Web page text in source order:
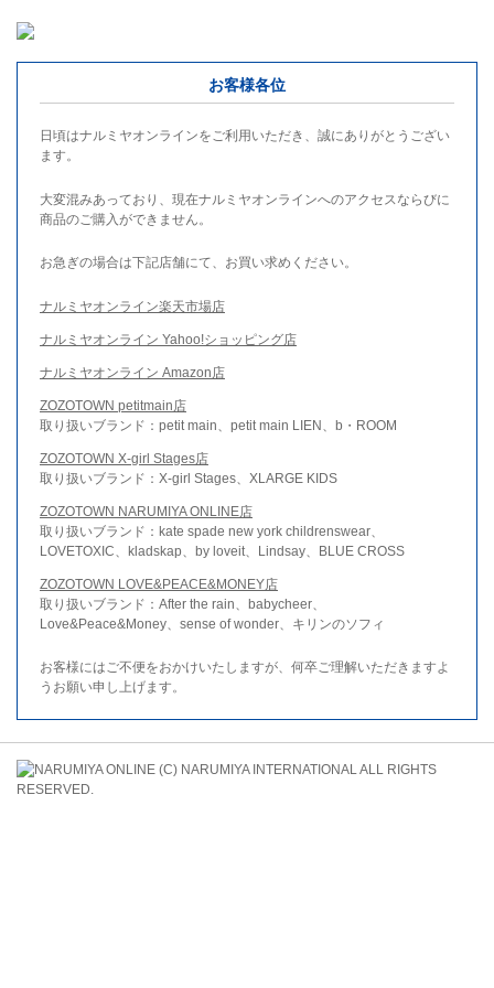
お客様各位
日頃はナルミヤオンラインをご利用いただき、誠にありがとうござい
ます。
大変混みあっており、現在ナルミヤオンラインへのアクセスならびに
商品のご購入ができません。
お急ぎの場合は下記店舗にて、お買い求めください。
ナルミヤオンライン楽天市場店
ナルミヤオンライン Yahoo!ショッピング店
ナルミヤオンライン Amazon店
ZOZOTOWN petitmain店
取り扱いブランド：petit main、petit main LIEN、b・ROOM
ZOZOTOWN X-girl Stages店
取り扱いブランド：X-girl Stages、XLARGE KIDS
ZOZOTOWN NARUMIYA ONLINE店
取り扱いブランド：kate spade new york childrenswear、
LOVETOXIC、kladskap、by loveit、Lindsay、BLUE CROSS
ZOZOTOWN LOVE&PEACE&MONEY店
取り扱いブランド：After the rain、babycheer、
Love&Peace&Money、sense of wonder、キリンのソフィ
お客様にはご不便をおかけいたしますが、何卒ご理解いただきますよ
うお願い申し上げます。